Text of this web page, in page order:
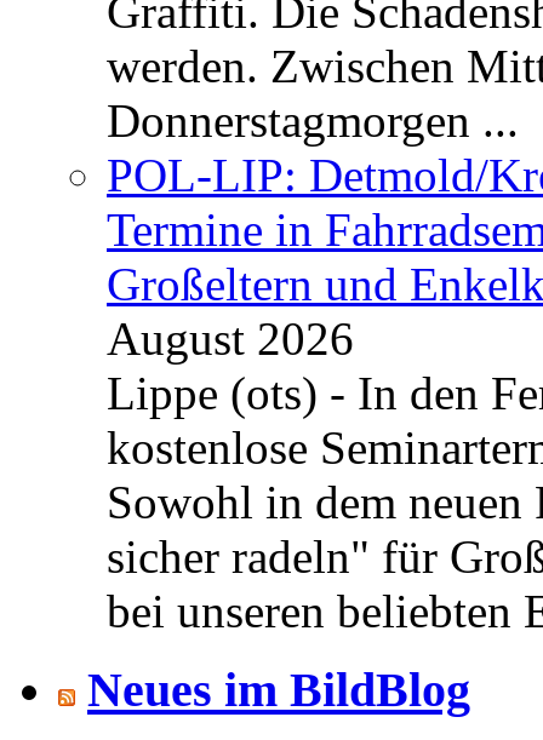
Graffiti. Die
werden. Zwischen
Donnerstagmorgen ...
POL-LIP: Detmold/
Termine in
Großeltern und
August 2026
Lippe (ots) - In den
kostenlose
Sowohl in dem neuen
sicher radeln" für
bei unseren beliebten
Neues im BildBlog